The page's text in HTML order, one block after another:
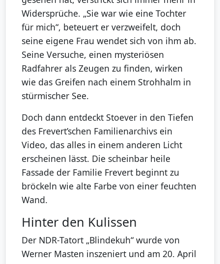
Widersprüche. „Sie war wie eine Tochter
für mich“, beteuert er verzweifelt, doch
seine eigene Frau wendet sich von ihm ab.
Seine Versuche, einen mysteriösen
Radfahrer als Zeugen zu finden, wirken
wie das Greifen nach einem Strohhalm in
stürmischer See.
Doch dann entdeckt Stoever in den Tiefen
des Frevert’schen Familienarchivs ein
Video, das alles in einem anderen Licht
erscheinen lässt. Die scheinbar heile
Fassade der Familie Frevert beginnt zu
bröckeln wie alte Farbe von einer feuchten
Wand.
Hinter den Kulissen
Der NDR-Tatort „Blindekuh“ wurde von
Werner Masten inszeniert und am 20. April